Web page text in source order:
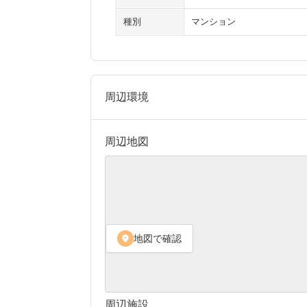
種別 マンション
周辺環境
周辺地図
location_on 地図で確認
周辺施設